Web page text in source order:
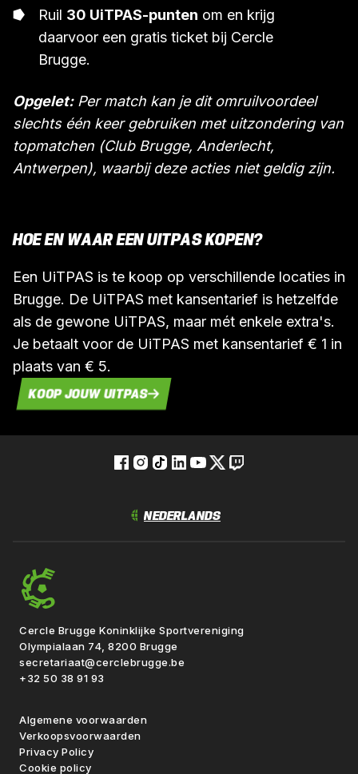
Ruil 30 UiTPAS-punten om en krijg
daarvoor een gratis ticket bij Cercle
Brugge.
Opgelet: Per match kan je dit omruilvoordeel
slechts één keer gebruiken met uitzondering van
topmatchen (Club Brugge, Anderlecht,
Antwerpen), waarbij deze acties niet geldig zijn.
HOE EN WAAR EEN UITPAS KOPEN?
Een UiTPAS is te koop op verschillende locaties in
Brugge. De UiTPAS met kansentarief is hetzelfde
als de gewone UiTPAS, maar mét enkele extra's.
Je betaalt voor de UiTPAS met kansentarief € 1 in
plaats van € 5.
KOOP JOUW UITPAS
Cercle Brugge Koninklijke Sportvereniging
Olympialaan 74, 8200 Brugge
secretariaat@cerclebrugge.be
+32 50 38 91 93
Algemene voorwaarden
Verkoopsvoorwaarden
Privacy Policy
Cookie policy